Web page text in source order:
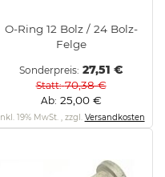
O-Ring 12 Bolz / 24 Bolz-
Felge
Sonderpreis 27,51 €
Statt 70,38 €
Ab 25,00 €
Inkl. 19% MwSt. , zzgl. Versandkosten